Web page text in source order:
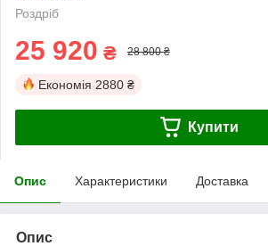
Роздріб
25 920 ₴ 28 800 ₴
Економія 2880 ₴
Купити
Опис Характеристики Доставка
Опис